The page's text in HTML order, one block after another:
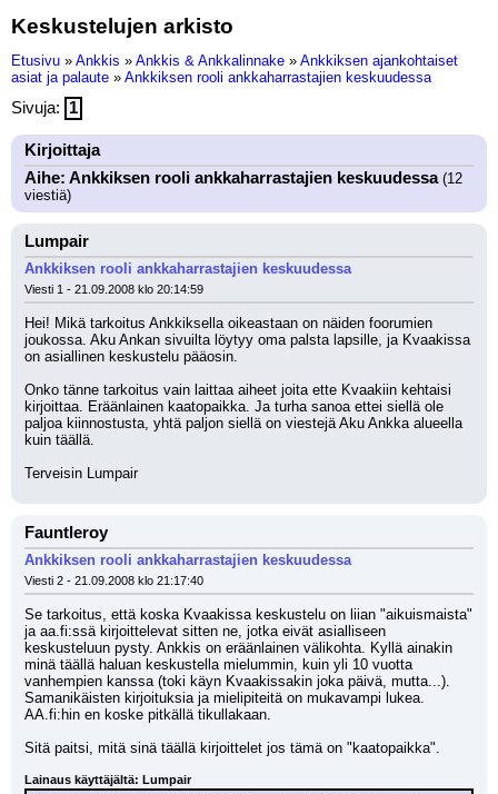
Keskustelujen arkisto
Etusivu » Ankkis » Ankkis & Ankkalinnake » Ankkiksen ajankohtaiset
asiat ja palaute » Ankkiksen rooli ankkaharrastajien keskuudessa
Sivuja: 1
Kirjoittaja
Aihe: Ankkiksen rooli ankkaharrastajien keskuudessa(12
viestiä)
Lumpair
Ankkiksen rooli ankkaharrastajien keskuudessa
Viesti 1 - 21.09.2008 klo 20:14:59
Hei! Mikä tarkoitus Ankkiksella oikeastaan on näiden foorumien
joukossa. Aku Ankan sivuilta löytyy oma palsta lapsille, ja Kvaakissa
on asiallinen keskustelu pääosin.
Onko tänne tarkoitus vain laittaa aiheet joita ette Kvaakiin kehtaisi
kirjoittaa. Eräänlainen kaatopaikka. Ja turha sanoa ettei siellä ole
paljoa kiinnostusta, yhtä paljon siellä on viestejä Aku Ankka alueella
kuin täällä.
Terveisin Lumpair
Fauntleroy
Ankkiksen rooli ankkaharrastajien keskuudessa
Viesti 2 - 21.09.2008 klo 21:17:40
Se tarkoitus, että koska Kvaakissa keskustelu on liian "aikuismaista"
ja aa.fi:ssä kirjoittelevat sitten ne, jotka eivät asialliseen
keskusteluun pysty. Ankkis on eräänlainen välikohta. Kyllä ainakin
minä täällä haluan keskustella mielummin, kuin yli 10 vuotta
vanhempien kanssa (toki käyn Kvaakissakin joka päivä, mutta...).
Samanikäisten kirjoituksia ja mielipiteitä on mukavampi lukea.
AA.fi:hin en koske pitkällä tikullakaan.
Sitä paitsi, mitä sinä täällä kirjoittelet jos tämä on "kaatopaikka".
Lainaus käyttäjältä: Lumpair